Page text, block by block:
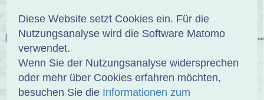
Diese Website setzt Cookies ein. Für die
Nutzungsanalyse wird die Software Matomo
verwendet.
Wenn Sie der Nutzungsanalyse widersprechen
oder mehr über Cookies erfahren möchten,
besuchen Sie die Informationen zum
EINBANDDATENBANK
ÜBER UNS SAMMLUNGEN SUCHE